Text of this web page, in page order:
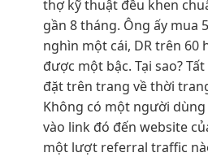
thợ kỹ thuật đều khen
gần 8 tháng. Ông ấy mua
nghìn một cái, DR trên 60
được một bậc. Tại sao?
đặt trên trang về thời
Không có một người
vào link đó đến website
một lượt referral traffic